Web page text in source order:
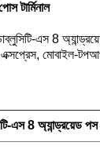
টার্মিনাল
এস 8
মোবাইল-
এস 8 অ্যান্ড্রয়েড